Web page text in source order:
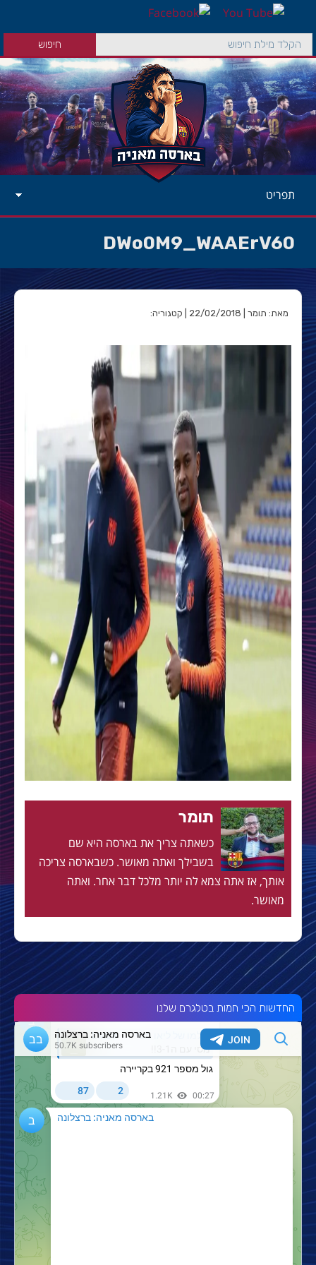
תפריט
DWo0M9_WAAErV60
מאת: תומר | 22/02/2018 | קטגוריה:
תומר
כשאתה צריך את בארסה היא שם
בשבילך ואתה מאושר. כשבארסה צריכה
אותך, אז אתה צמא לה יותר מלכל דבר אחר. ואתה
מאושר.
החדשות הכי חמות בטלגרם שלנו